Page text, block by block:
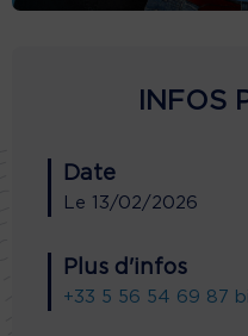
INFOS
Date
Le 13/02/2026
Plus d'infos
+33 5 56 54 69 87